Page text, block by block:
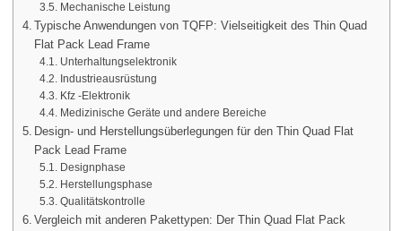
Mechanische Leistung
Typische Anwendungen von TQFP: Vielseitigkeit des Thin Quad
Flat Pack Lead Frame
Unterhaltungselektronik
Industrieausrüstung
Kfz -Elektronik
Medizinische Geräte und andere Bereiche
Design- und Herstellungsüberlegungen für den Thin Quad Flat
Pack Lead Frame
Designphase
Herstellungsphase
Qualitätskontrolle
Vergleich mit anderen Pakettypen: Der Thin Quad Flat Pack